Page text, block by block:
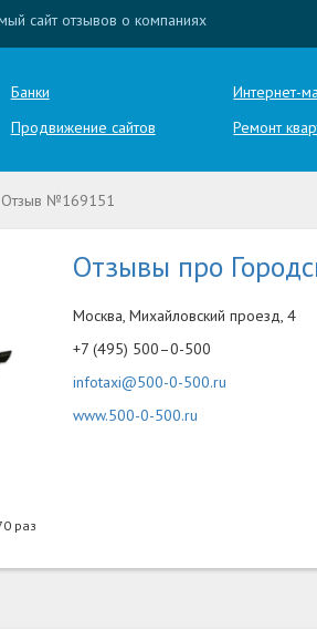
сайт отзывов о компаниях
Банки Интернет-
Продвижение сайтов Ремонт
Отзыв №169151
раз
Отзывы про
Москва, Михайловский проезд, 4
+7 (495) 500–0-500
infotaxi@500-0-500.ru
www.500-0-500.ru